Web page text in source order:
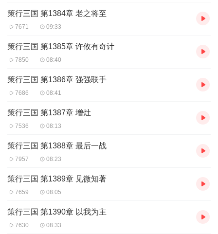
策行三国 第1384章 老之将至
7671 09:33
策行三国 第1385章 许攸有奇计
7850 08:40
策行三国 第1386章 强强联手
7686 08:41
策行三国 第1387章 增灶
7536 08:13
策行三国 第1388章 最后一战
7957 08:23
策行三国 第1389章 见微知著
7659 08:05
策行三国 第1390章 以我为主
7630 08:33